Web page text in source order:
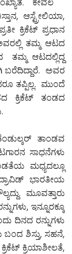
ಆಸ್ಟ್ರೇಲಿಯಾ,
ಕ್ರಿಕೆಟ್ ಪ್ರಧಾನ
ತಮ್ಮ ಆಟದ
ಆಟದಲ್ಲಿದ್ದ
ಬರೆದಿದ್ದಾರೆ. ಅವರ
ತಪ್ಪಿಲ್ಲ. ಮುಂದೆ
ಕ್ರಿಕೆಟ್ ತಂಡದ
ತಾಂಡವ
ಸಾಧನೆಗಳು
ಮಧ್ಯದಲ್ಲೂ
ಭಾರತೀಯ
ಮೂವತ್ತಾರು
ಇನ್ನೂರಕ್ಕೂ
ದಿನದ ರನ್ನುಗಳು
ಬಂದ ಶಿಸ್ತು, ಸಹನೆ,
ಕ್ರಿಯಾಶೀಲತೆ,